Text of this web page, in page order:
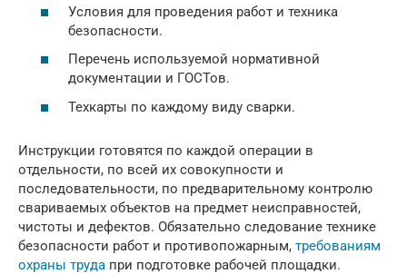
Условия для проведения работ и техника
безопасности.
Перечень используемой нормативной
документации и ГОСТов.
Техкарты по каждому виду сварки.
Инструкции готовятся по каждой операции в
отдельности, по всей их совокупности и
последовательности, по предварительному контролю
свариваемых объектов на предмет неисправностей,
чистоты и дефектов. Обязательно следование технике
безопасности работ и противопожарным, требованиям
охраны труда при подготовке рабочей площадки.